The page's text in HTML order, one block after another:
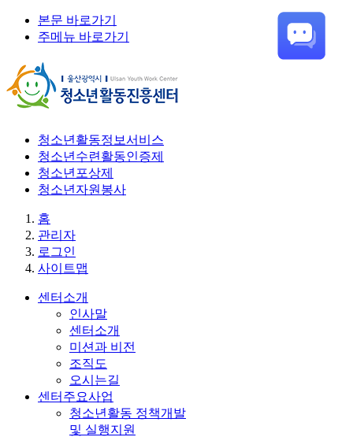
본문 바로가기
주메뉴 바로가기
청소년활동정보서비스
청소년수련활동인증제
청소년포상제
청소년자원봉사
홈
관리자
로그인
사이트맵
센터소개
인사말
센터소개
미션과 비전
조직도
오시는길
센터주요사업
청소년활동 정책개발
및 실행지원